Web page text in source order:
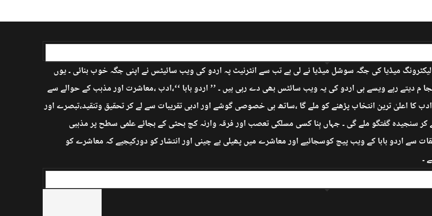
میڈیا کی جگہ سوشل میڈیا نے لی ہے تب سے انٹرنیٹ پہ اردو کی ویب سائیٹس نے اپنی جگہ خوب بنائی ۔ یوں
دیتے رہے ویسے ہی اردو کی یہ ویب سائٹس بھی دے رہی ہیں ۔ ’’ اردو بابا ‘‘،ادب ،معاشرت اور مذہب کے حوالے سے
کا اعلیٰ ترین انتخاب پڑھنے کو ملے گا ،ساتھ ہی خصوصی گوشے اور ادبی تقریبات سے لے کر تحقیق وتنقید،تبصرے اور
کر سنجیدہ گفتگو ملے گی ۔ جہاں بِنا کسی مسلکی تعصب اور فرقہ وارنہ کج بحثی کے بجائے علمی سطح پر مذہبی
سے اردو بابا کے ویب پیج کوسجائیے اور معاشرے میں پھیلی بے چینی اور انتشار کو دورکیجیے کہ معاشرے کو
۔